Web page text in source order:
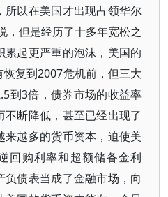
所以在美国才出现占领华尔
，但是经历了十多年宽松之
累起更严重的泡沫，美国的
复到2007危机前，但三大
到3倍，债券市场的收益率
断降低，甚至已经出现了
越多的货币资本，迫使美
回购利率和超额储备金利
债表当成了金融市场，向